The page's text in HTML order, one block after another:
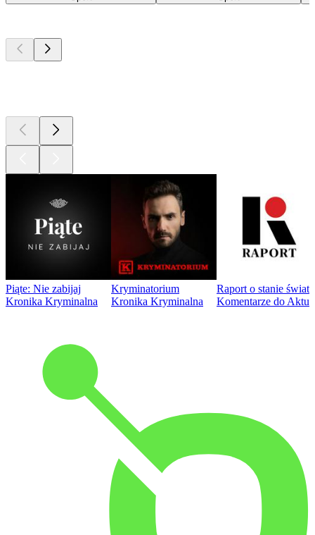
Piąte: Nie zabijaj
Kronika Kryminalna
Kryminatorium
Kronika Kryminalna
Raport o stanie
Komentarze do